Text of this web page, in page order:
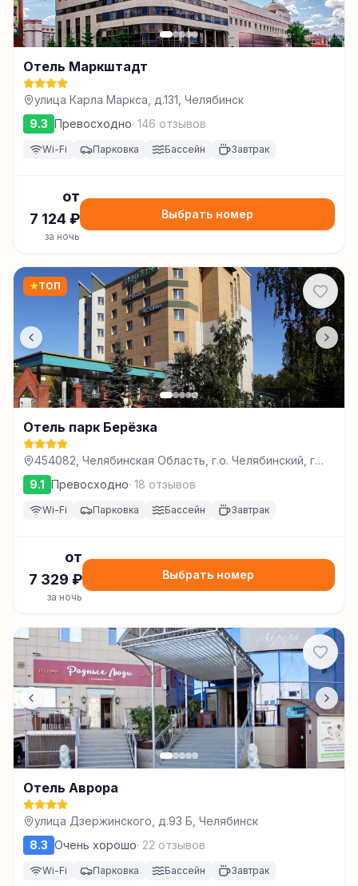
Отель Маркштадт
улица Карла Маркса, д.131, Челябинск
9.3 Превосходно· 146 отзывов
Wi-Fi Парковка Бассейн Завтрак
от
7 124 ₽
за ночь
Выбрать номер
★ТОП
Отель парк Берёзка
454082, Челябинская Область, г.о. Челябинский, г
Челябинск, ул Чапаева (Смолино), д. 118, Челябинск
9.1 Превосходно· 18 отзывов
Wi-Fi Парковка Бассейн Завтрак
от
7 329 ₽
за ночь
Выбрать номер
Отель Аврора
улица Дзержинского, д.93 Б, Челябинск
8.3 Очень хорошо· 22 отзывов
Wi-Fi Парковка Бассейн Завтрак